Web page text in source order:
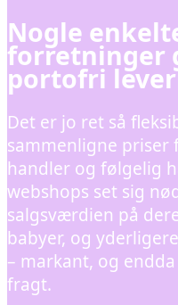
Nogle
forretninger
portofri
Det er jo ret så
sammenligne priser
handler og følgelig
webshops set sig
salgsværdien på
babyer, og
– markant, og
fragt.